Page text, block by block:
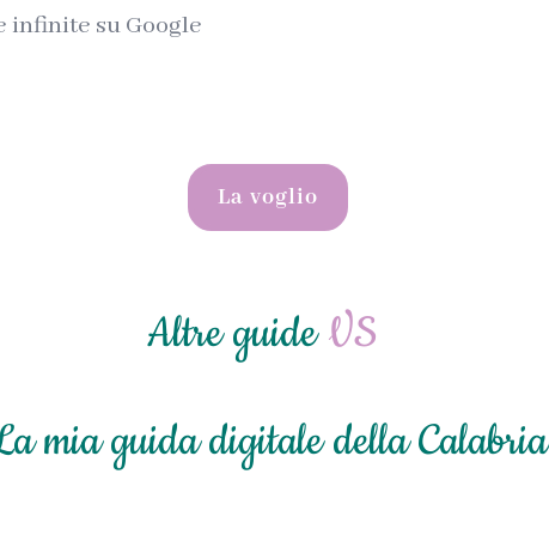
infinite su Google
La voglio
Altre guideVS
mia guida digitale della Calabria